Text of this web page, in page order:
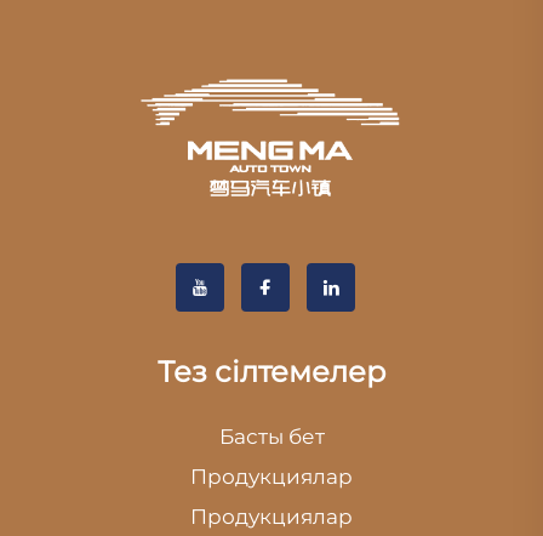
Тез сілтемелер
Басты бет
Продукциялар
Продукциялар